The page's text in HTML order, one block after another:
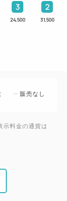
3
24,500
2
31,500
販売なし
料金の通貨は